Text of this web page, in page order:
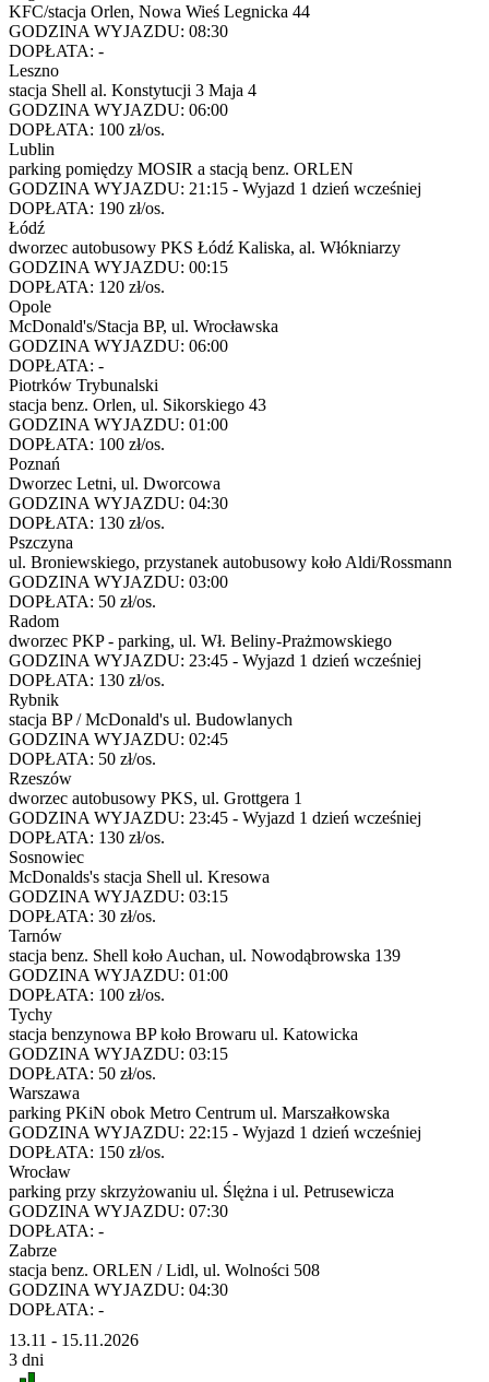
KFC/stacja Orlen, Nowa Wieś Legnicka 44
GODZINA WYJAZDU: 08:30
DOPŁATA: -
Leszno
stacja Shell al. Konstytucji 3 Maja 4
GODZINA WYJAZDU: 06:00
DOPŁATA: 100 zł/os.
Lublin
parking pomiędzy MOSIR a stacją benz. ORLEN
GODZINA WYJAZDU: 21:15 - Wyjazd 1 dzień wcześniej
DOPŁATA: 190 zł/os.
Łódź
dworzec autobusowy PKS Łódź Kaliska, al. Włókniarzy
GODZINA WYJAZDU: 00:15
DOPŁATA: 120 zł/os.
Opole
McDonald's/Stacja BP, ul. Wrocławska
GODZINA WYJAZDU: 06:00
DOPŁATA: -
Piotrków Trybunalski
stacja benz. Orlen, ul. Sikorskiego 43
GODZINA WYJAZDU: 01:00
DOPŁATA: 100 zł/os.
Poznań
Dworzec Letni, ul. Dworcowa
GODZINA WYJAZDU: 04:30
DOPŁATA: 130 zł/os.
Pszczyna
ul. Broniewskiego, przystanek autobusowy koło Aldi/Rossmann
GODZINA WYJAZDU: 03:00
DOPŁATA: 50 zł/os.
Radom
dworzec PKP - parking, ul. Wł. Beliny-Prażmowskiego
GODZINA WYJAZDU: 23:45 - Wyjazd 1 dzień wcześniej
DOPŁATA: 130 zł/os.
Rybnik
stacja BP / McDonald's ul. Budowlanych
GODZINA WYJAZDU: 02:45
DOPŁATA: 50 zł/os.
Rzeszów
dworzec autobusowy PKS, ul. Grottgera 1
GODZINA WYJAZDU: 23:45 - Wyjazd 1 dzień wcześniej
DOPŁATA: 130 zł/os.
Sosnowiec
McDonalds's stacja Shell ul. Kresowa
GODZINA WYJAZDU: 03:15
DOPŁATA: 30 zł/os.
Tarnów
stacja benz. Shell koło Auchan, ul. Nowodąbrowska 139
GODZINA WYJAZDU: 01:00
DOPŁATA: 100 zł/os.
Tychy
stacja benzynowa BP koło Browaru ul. Katowicka
GODZINA WYJAZDU: 03:15
DOPŁATA: 50 zł/os.
Warszawa
parking PKiN obok Metro Centrum ul. Marszałkowska
GODZINA WYJAZDU: 22:15 - Wyjazd 1 dzień wcześniej
DOPŁATA: 150 zł/os.
Wrocław
parking przy skrzyżowaniu ul. Ślężna i ul. Petrusewicza
GODZINA WYJAZDU: 07:30
DOPŁATA: -
Zabrze
stacja benz. ORLEN / Lidl, ul. Wolności 508
GODZINA WYJAZDU: 04:30
DOPŁATA: -
13.11 - 15.11.2026
3 dni